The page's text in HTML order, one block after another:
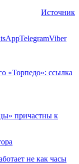
Источник
TelegramViber
«Торпедо»: ссылка
причастны к
не как часы